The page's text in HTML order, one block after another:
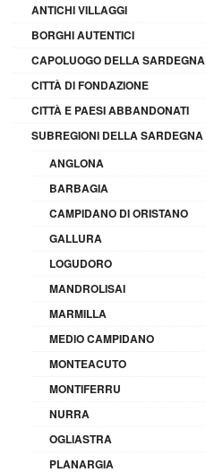
ANTICHI VILLAGGI
BORGHI AUTENTICI
CAPOLUOGO DELLA SARDEGNA
CITTÀ DI FONDAZIONE
CITTÀ E PAESI ABBANDONATI
SUBREGIONI DELLA SARDEGNA
ANGLONA
BARBAGIA
CAMPIDANO DI ORISTANO
GALLURA
LOGUDORO
MANDROLISAI
MARMILLA
MEDIO CAMPIDANO
MONTEACUTO
MONTIFERRU
NURRA
OGLIASTRA
PLANARGIA